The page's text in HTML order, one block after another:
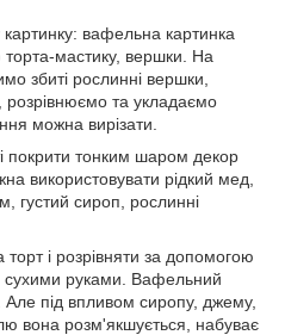
вафельна картинка
торта-мастику, вершки. На
збиті рослинні вершки,
та укладаємо
можна вирізати.
покрити тонким шаром декор
використовувати рідкий мед,
густий сироп, рослинні
і розрівняти за допомогою
сухими руками. Вафельний
під впливом сиропу, джему,
вона розм'якшується, набуває